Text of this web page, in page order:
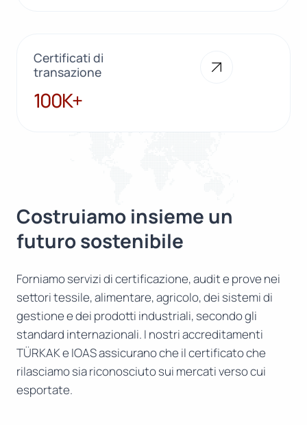
Certificati di
transazione
100K+
100K+
Costruiamo insieme un
futuro sostenibile
Forniamo servizi di certificazione, audit e prove nei
settori tessile, alimentare, agricolo, dei sistemi di
gestione e dei prodotti industriali, secondo gli
standard internazionali. I nostri accreditamenti
TÜRKAK e IOAS assicurano che il certificato che
rilasciamo sia riconosciuto sui mercati verso cui
esportate.